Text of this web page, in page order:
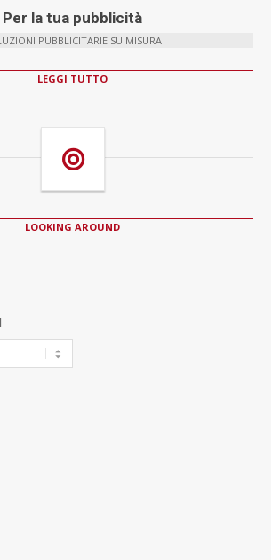
Per la tua pubblicità
PUBBLICITARIE SU MISURA
LEGGI TUTTO
LOOKING AROUND